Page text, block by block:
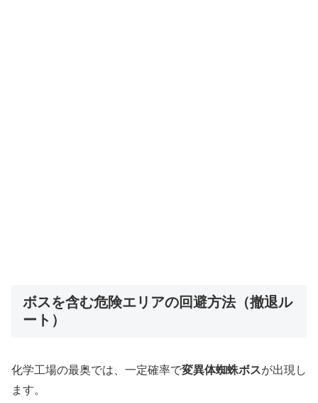
ボスを含む危険エリアの回避方法（撤退ル
ート）
化学工場の最奥では、一定確率で変異体蜘蛛ボスが出現し
ます。